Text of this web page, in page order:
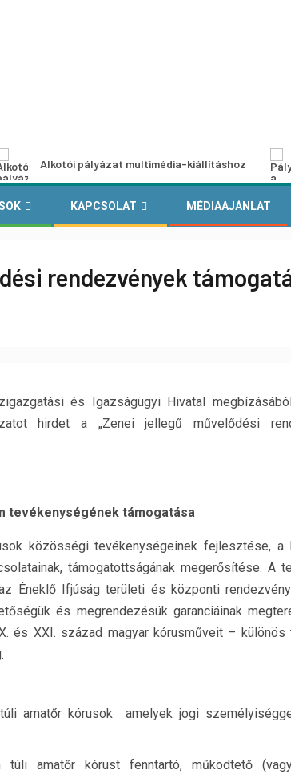
pályázat multimédia-kiállításhoz
KAPCSOLAT MÉDIAAJÁNLAT
rendezvények
és Igazságügyi Hivatal
hirdet a „Zenei jellegű művelődési
tevékenységének támogatása
közösségi tevékenységeinek fejlesztése, a
támogatottságának megerősítése. A
Éneklő Ifjúság területi és központi
és megrendezésük garanciáinak
és XXI. század magyar kórusműveit –
amatőr kórusok amelyek jogi
túli amatőr kórust fenntartó, működtető